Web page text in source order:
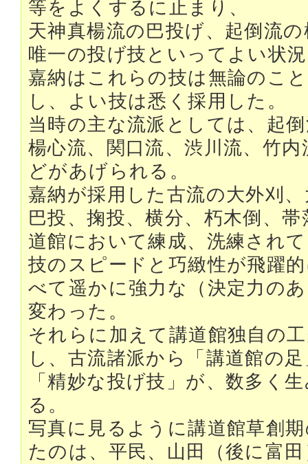
等をよくするに止まり、
天神真楊流の巴投げ、起倒流
唯一の投げ技といってよい状
嘉納はこれらの技は無論のこ
し、よい技は悉く採用した。
当時の主な流派としては、起
楊心流、関口流、渋川流、竹
どがあげられる。
嘉納が採用した古流の大外刈
巴投、掬投、横分、朽木倒、
道館において練成、洗練され
技のスピードと巧緻性が飛躍
べて遥かに強力な（決定力の
変わった。
それらに加えて講道館独自の
し、古流諸派から「講道館の
「精妙な投げ技」が、数多く
る。
写真に見るように講道館草創
たのは、平民、山田（後に富